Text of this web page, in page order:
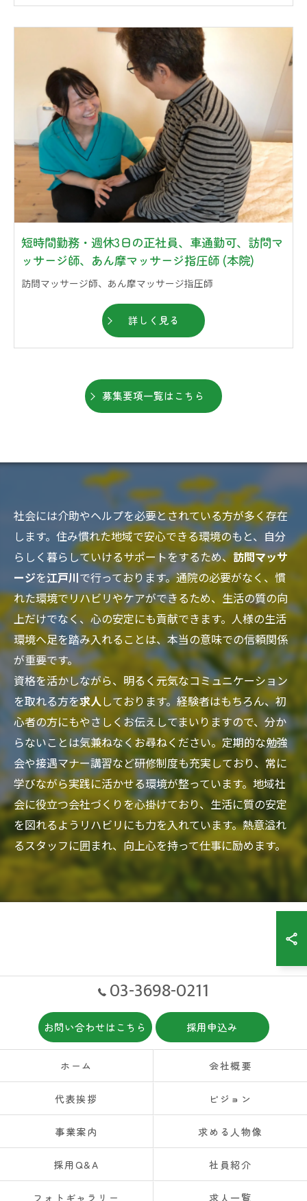
短時間勤務・週休3日の正社員、車通勤可、訪問マ
ッサージ師、あん摩マッサージ指圧師 (本院)
訪問マッサージ師、あん摩マッサージ指圧師
詳しく見る
募集要項一覧はこちら
社会には介助やヘルプを必要とされている方が多く存在
します。住み慣れた地域で安心できる環境のもと、自分
らしく暮らしていけるサポートをするため、訪問マッサ
ージを江戸川で行っております。通院の必要がなく、慣
れた環境でリハビリやケアができるため、生活の質の向
上だけでなく、心の安定にも貢献できます。人様の生活
環境へ足を踏み入れることは、本当の意味での信頼関係
が重要です。
資格を活かしながら、明るく元気なコミュニケーション
を取れる方を求人しております。経験者はもちろん、初
心者の方にもやさしくお伝えしてまいりますので、分か
らないことは気兼ねなくお尋ねください。定期的な勉強
会や接遇マナー講習など研修制度も充実しており、常に
学びながら実践に活かせる環境が整っています。地域社
会に役立つ会社づくりを心掛けており、生活に質の安定
を図れるようリハビリにも力を入れています。熱意溢れ
るスタッフに囲まれ、向上心を持って仕事に励めます。
03-3698-0211
お問い合わせはこちら 採用申込み
ホーム 会社概要
代表挨拶 ビジョン
事業案内 求める人物像
採用Q&A 社員紹介
フォトギャラリー 求人一覧